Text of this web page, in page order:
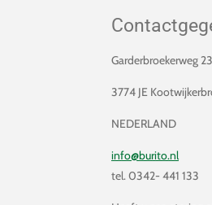
Garderbroekerweg
3774 JE
NEDERLAND
info@burito.nl
tel. 0342- 441 133